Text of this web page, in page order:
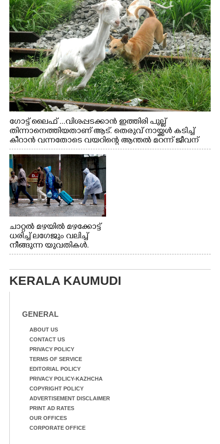
ഗോട്ട് ലൈഫ് ...വിശപ്പടക്കാൻ ഇത്തിരി പുല്ല്
തിന്നാനെത്തിയതാണ് ആട്. തെരുവ് നായ്ക്കൾ കടിച്ച്
കീറാൻ വന്നതോടെ വയറിന്റെ ആന്തൽ മറന്ന് ജീവന്
വേണ്ടിയായി ഓട്ടം. എറണാകുളം വാത്തുരുത്തിയിൽ
നിന്നുള്ള കാഴ്ച
ചാറ്റൽ മഴയിൽ മഴക്കോട്ട്
ധരിച്ച് ലഗേജും വലിച്ച്
നീങ്ങുന്ന യുവതികൾ.
എറണാകുളം മേനകയിൽ
KERALA KAUMUDI
GENERAL
ABOUT US
CONTACT US
PRIVACY POLICY
TERMS OF SERVICE
EDITORIAL POLICY
PRIVACY POLICY-KAZHCHA
COPYRIGHT POLICY
ADVERTISEMENT DISCLAIMER
PRINT AD RATES
OUR OFFICES
CORPORATE OFFICE